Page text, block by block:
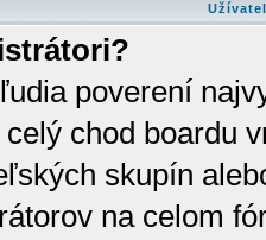
poverení
chod boardu
skupín
na celom